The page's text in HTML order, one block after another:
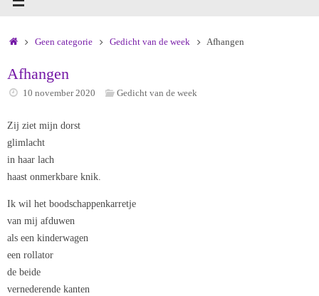
HomeGeen categorie Gedicht van de week Afhangen
Afhangen
10 november 2020 Gedicht van de week
Zij ziet mijn dorst
glimlacht
in haar lach
haast onmerkbare knik.
Ik wil het boodschappenkarretje
van mij afduwen
als een kinderwagen
een rollator
de beide
vernederende kanten